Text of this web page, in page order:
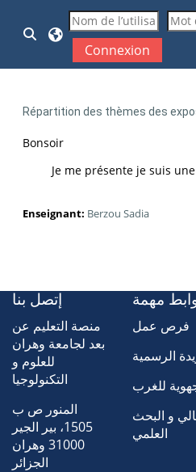
Passer au contenu principal
Activer/désactiver la saisie
Connexion
Répartition des thèmes des
Bonsoir
Je me présente je suis
Enseignant: Berzou Sadia
إتصل بنا
منصة التعليم عن
بعد لجامعة وهران
للعلوم و
التكنولوجيا
المنور ص ب
1505، بير الجير
31000 وهران
الجزائر
مهمة
فرص عمل
الرسمية
للغرب
و البحث
العلمي